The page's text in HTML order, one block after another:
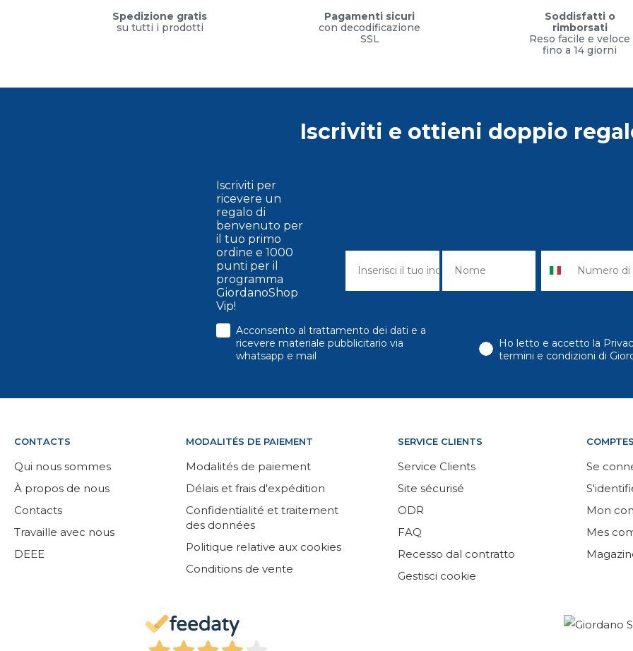
Spedizione gratis
su tutti i prodotti
Pagamenti sicuri
con decodificazione
SSL
Soddisfatti o
rimborsati
Reso facile e veloce
fino a 14 giorni
Iscriviti e ottieni doppio
Iscriviti per
ricevere un
regalo di
benvenuto per
il tuo primo
ordine e 1000
punti per il
programma
GiordanoShop
Vip!
consenso
Acconsento al trattamento dei dati e a
ricevere materiale pubblicitario via
whatsapp e mail
Ho letto e accetto la
termini e condizioni di
CONTACTS
Qui nous sommes
À propos de nous
Contacts
Travaille avec nous
DEEE
MODALITÉS DE PAIEMENT
Modalités de paiement
Délais et frais d'expédition
Confidentialité et traitement
des données
Politique relative aux cookies
Conditions de vente
SERVICE CLIENTS
Service Clients
Site sécurisé
ODR
FAQ
Recesso dal contratto
Gestisci cookie
COMPTES
Se
Mon
Mes